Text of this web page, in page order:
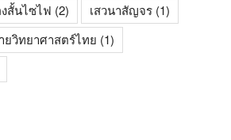
งสั้นไซไฟ (2) เสวนาสัญจร (1)
ยวิทยาศาสตร์ไทย (1)